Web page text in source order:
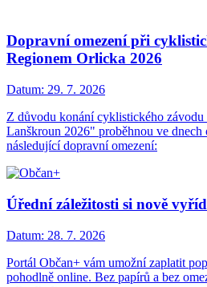
Dopravní omezení při
Regionem Orlicka 2026
Datum: 29. 7. 2026
Z důvodu konání cyklistického
Lanškroun 2026" proběhnou ve dnech
následující dopravní omezení:
Úřední záležitosti si nově
Datum: 28. 7. 2026
Portál Občan+ vám umožní zaplatit
pohodlně online. Bez papírů a bez